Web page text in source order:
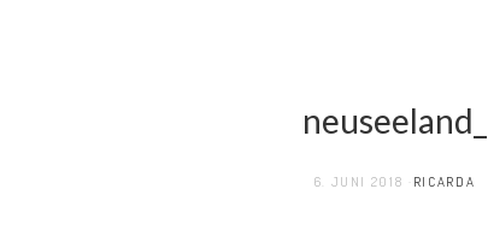
neuseeland_
6. JUNI 2018 RICARDA